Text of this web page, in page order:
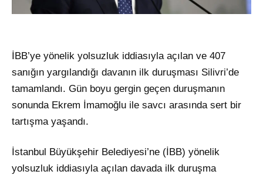
İBB’ye yönelik yolsuzluk iddiasıyla açılan ve 407
sanığın yargılandığı davanın ilk duruşması Silivri’de
tamamlandı. Gün boyu gergin geçen duruşmanın
sonunda Ekrem İmamoğlu ile savcı arasında sert bir
tartışma yaşandı.
İstanbul Büyükşehir Belediyesi’ne (İBB) yönelik
yolsuzluk iddiasıyla açılan davada ilk duruşma